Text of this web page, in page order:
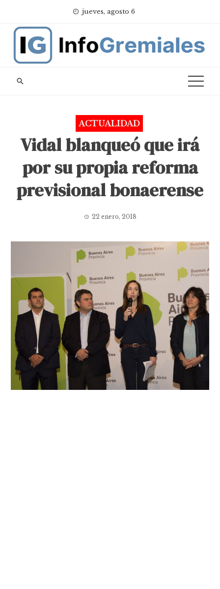
content
jueves, agosto 6
ACTUALIDAD
Vidal blanqueó que irá
por su propia reforma
previsional bonaerense
22 enero, 2018